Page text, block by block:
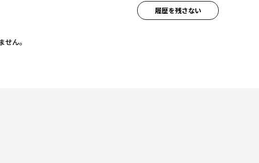
ん。
履歴を残さない